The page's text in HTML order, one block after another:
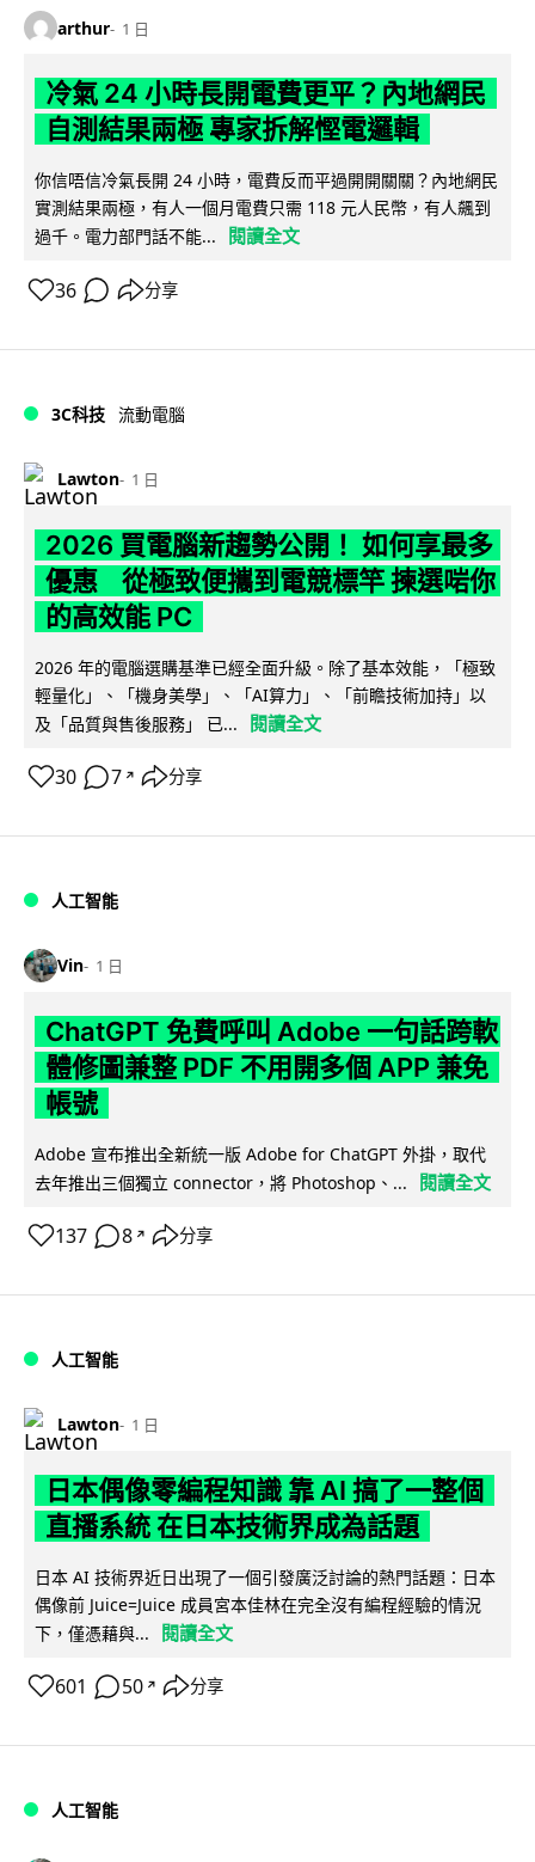
arthur 1 日
冷氣 24 小時長開電費更平？內地網民
自測結果兩極 專家拆解慳電邏輯
你信唔信冷氣長開 24 小時，電費反而平過開開關關？內地網民
實測結果兩極，有人一個月電費只需 118 元人民幣，有人飆到
過千。電力部門話不能...
閱讀全文
36 分享
3C科技 流動電腦
Lawton 1 日
2026 買電腦新趨勢公開！ 如何享最多
優惠 從極致便攜到電競標竿 揀選啱你
的高效能 PC
2026 年的電腦選購基準已經全面升級。除了基本效能，「極致
輕量化」、「機身美學」、「AI算力」、「前瞻技術加持」以
及「品質與售後服務」 已...
閱讀全文
30 7 ↗ 分享
人工智能
Vin 1 日
ChatGPT 免費呼叫 Adobe 一句話跨軟
體修圖兼整 PDF 不用開多個 APP 兼免
帳號
Adobe 宣布推出全新統一版 Adobe for ChatGPT 外掛，取代
去年推出三個獨立 connector，將 Photoshop、...
閱讀全文
137 8 ↗ 分享
人工智能
Lawton 1 日
日本偶像零編程知識 靠 AI 搞了一整個
直播系統 在日本技術界成為話題
日本 AI 技術界近日出現了一個引發廣泛討論的熱門話題：日本
偶像前 Juice=Juice 成員宮本佳林在完全沒有編程經驗的情況
下，僅憑藉與...
閱讀全文
601 50 ↗ 分享
人工智能